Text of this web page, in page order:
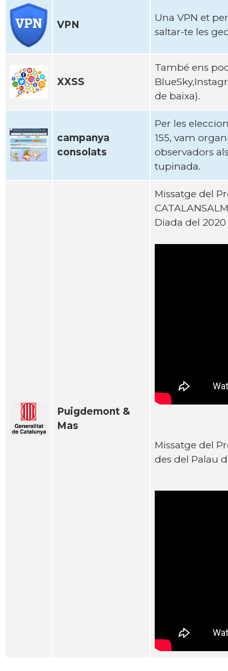
VPN
Una VPN et
saltar-te les
XXSS
També ens
de baixa).
campanya
consolats
Per les
155, vam
observadors
tupinada.
Puigdemont &
Mas
Missatge del
Diada del
Missatge del
des del Palau